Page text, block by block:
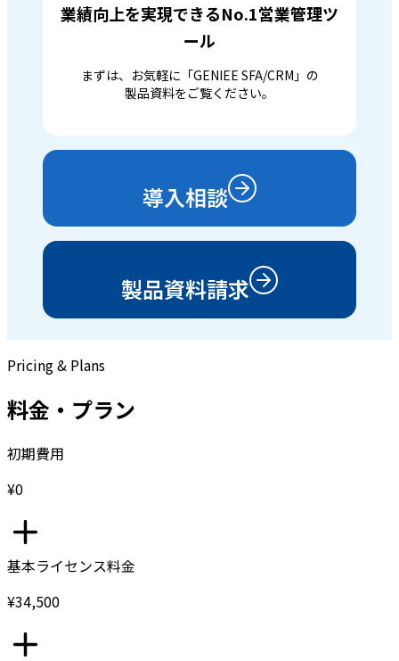
業績向上を実現できるNo.1営業管理ツ
ール
まずは、お気軽に「GENIEE SFA/CRM」の
製品資料をご覧ください。
導入相談
製品資料請求
Pricing & Plans
料金・プラン
初期費用
¥0
基本ライセンス料金
¥34,500